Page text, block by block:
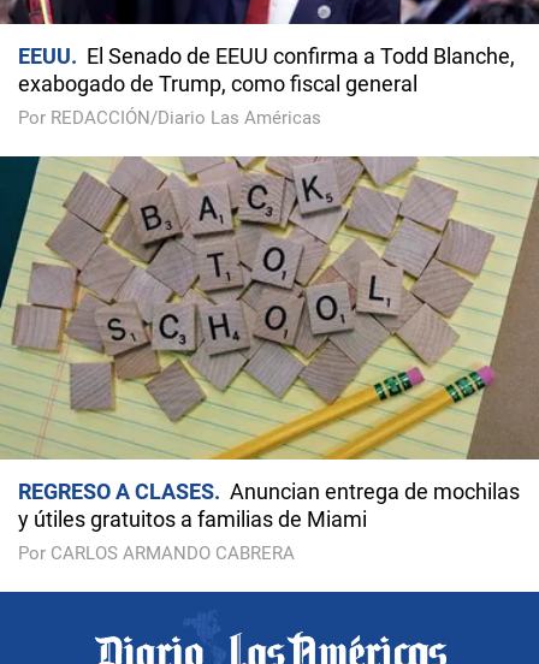
EEUU
El Senado de EEUU confirma a Todd Blanche,
exabogado de Trump, como fiscal general
Por REDACCIÓN/Diario Las Américas
REGRESO A CLASES
Anuncian entrega de mochilas
y útiles gratuitos a familias de Miami
Por CARLOS ARMANDO CABRERA